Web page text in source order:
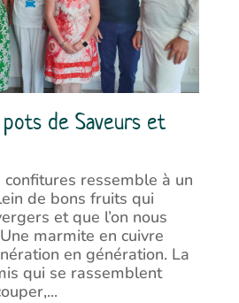
pots de Saveurs et
confitures ressemble à un
de bons fruits qui
et que l’on nous
marmite en cuivre
en génération. La
qui se rassemblent